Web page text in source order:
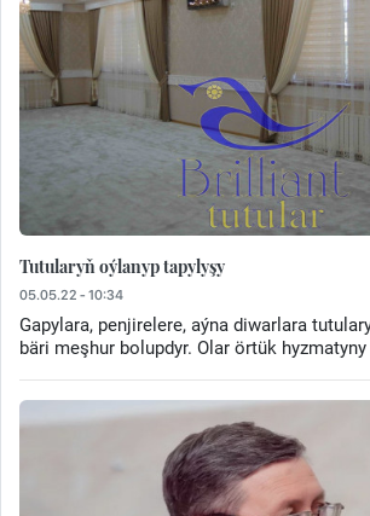
Tutularyň oýlanyp tapylyşy
05.05.22 - 10:34
Gapylara, penjirelere, aýna diwarlara
bäri meşhur bolupdyr. Olar örtük